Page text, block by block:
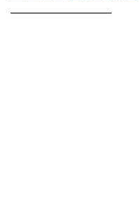
—————————